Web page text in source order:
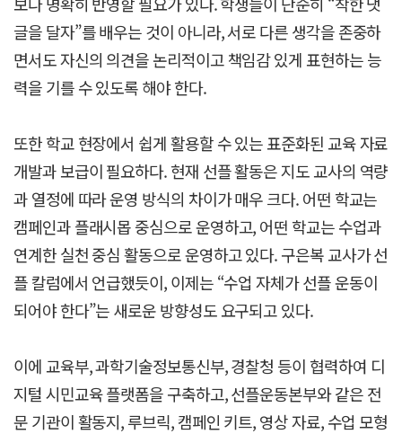
글을 달자”를 배우는 것이 아니라, 서로 다른 생각을 존중하
면서도 자신의 의견을 논리적이고 책임감 있게 표현하는 능
력을 기를 수 있도록 해야 한다.
또한 학교 현장에서 쉽게 활용할 수 있는 표준화된 교육 자료
개발과 보급이 필요하다. 현재 선플 활동은 지도 교사의 역량
과 열정에 따라 운영 방식의 차이가 매우 크다. 어떤 학교는
캠페인과 플래시몹 중심으로 운영하고, 어떤 학교는 수업과
연계한 실천 중심 활동으로 운영하고 있다. 구은복 교사가 선
플 칼럼에서 언급했듯이, 이제는 “수업 자체가 선플 운동이
되어야 한다”는 새로운 방향성도 요구되고 있다.
이에 교육부, 과학기술정보통신부, 경찰청 등이 협력하여 디
지털 시민교육 플랫폼을 구축하고, 선플운동본부와 같은 전
문 기관이 활동지, 루브릭, 캠페인 키트, 영상 자료, 수업 모형